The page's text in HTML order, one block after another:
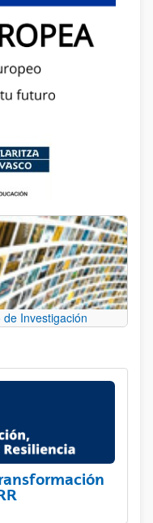
Investigación